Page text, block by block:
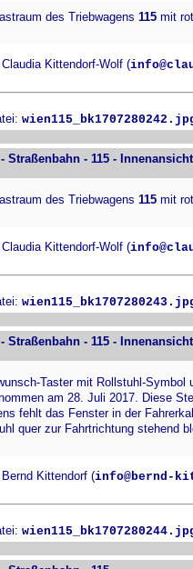
des Triebwagens 115 mit
Claudia Kittendorf-Wolf (
Straßenbahn - 115 - Innenansicht
des Triebwagens 115 mit
Claudia Kittendorf-Wolf (
Straßenbahn - 115 - Innenansicht
Taster mit Rollstuhl-
am 28. Juli 2017. Diese
fehlt das Fenster in der
quer zur Fahrtrichtung stehend
Bernd Kittendorf (info@bernd-